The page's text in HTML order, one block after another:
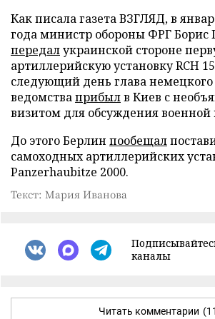
Как писала газета ВЗГЛЯД, в
года министр обороны ФРГ Борис
передалукраинской стороне
артиллерийскую установку RCH
следующий день глава немецкого
ведомстваприбылв Киев с
визитом для обсуждения
До этого Берлин пообещал
самоходных артиллерийских
Panzerhaubitze 2000.
Текст: Мария Иванова
каналы
Читать комментарии